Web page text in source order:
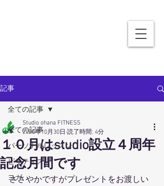
記事
全ての記事
パーソナルレッスン
ピラティス
ヨガ
全ての記事
１０月はstudio設立４周年
記念月間です
Studio ohana FITNESS
2020年10月30日 読了時間: 4分
ささやかですがプレゼントをお渡しい